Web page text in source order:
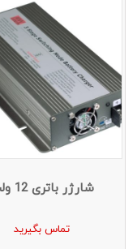
شارژر باتری 12 ولت
تماس بگیرید